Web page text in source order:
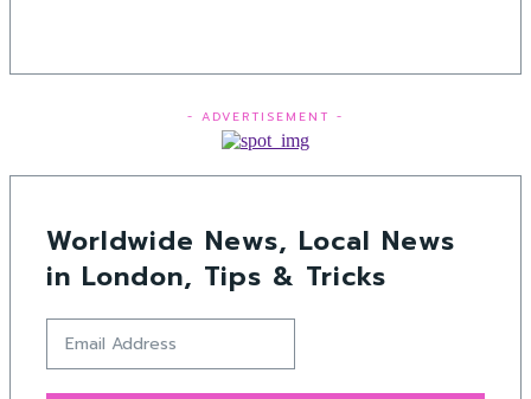
- ADVERTISEMENT -
Worldwide News, Local News
in London, Tips & Tricks